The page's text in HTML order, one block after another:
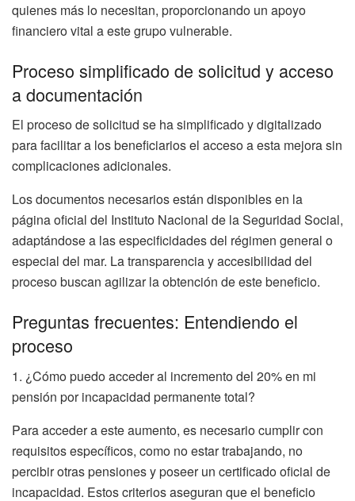
quienes más lo necesitan, proporcionando un apoyo
financiero vital a este grupo vulnerable.
Proceso simplificado de solicitud y acceso
a documentación
El proceso de solicitud se ha simplificado y digitalizado
para facilitar a los beneficiarios el acceso a esta mejora sin
complicaciones adicionales.
Los documentos necesarios están disponibles en la
página oficial del Instituto Nacional de la Seguridad Social,
adaptándose a las especificidades del régimen general o
especial del mar. La transparencia y accesibilidad del
proceso buscan agilizar la obtención de este beneficio.
Preguntas frecuentes: Entendiendo el
proceso
1. ¿Cómo puedo acceder al incremento del 20% en mi
pensión por incapacidad permanente total?
Para acceder a este aumento, es necesario cumplir con
requisitos específicos, como no estar trabajando, no
percibir otras pensiones y poseer un certificado oficial de
incapacidad. Estos criterios aseguran que el beneficio